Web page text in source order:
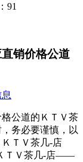
91
销价格公道
公道的ＫＴＶ茶
务必要谨慎，以
ＴＶ茶几-店
ＴＶ茶几-店——